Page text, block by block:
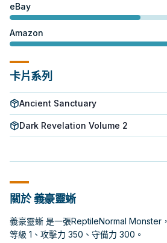
eBay
Amazon
卡片系列
Ancient Sanctuary
Dark Revelation Volume 2
關於 義豪靈蜥
義豪靈蜥 是一張ReptileNormal Monster
等級 1、攻擊力 350、守備力 300。